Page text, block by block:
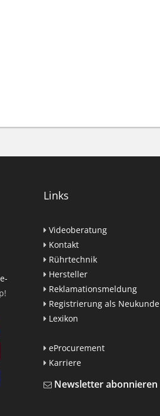
Links
Videoberatung
Kontakt
Rührtechnik
Hersteller
Reklamationsmeldung
Registrierung als Neukunde
Lexikon
eProcurement
Karriere
Newsletter abonnieren